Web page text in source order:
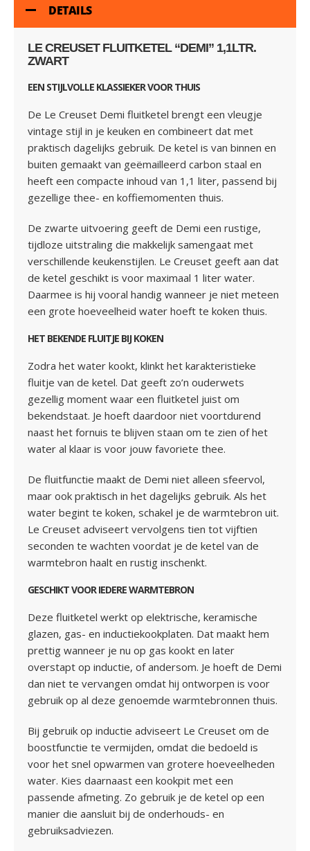
DETAILS
LE CREUSET FLUITKETEL “DEMI” 1,1LTR.
ZWART
EEN STIJLVOLLE KLASSIEKER VOOR THUIS
De Le Creuset Demi fluitketel brengt een vleugje
vintage stijl in je keuken en combineert dat met
praktisch dagelijks gebruik. De ketel is van binnen en
buiten gemaakt van geëmailleerd carbon staal en
heeft een compacte inhoud van 1,1 liter, passend bij
gezellige thee- en koffiemomenten thuis.
De zwarte uitvoering geeft de Demi een rustige,
tijdloze uitstraling die makkelijk samengaat met
verschillende keukenstijlen. Le Creuset geeft aan dat
de ketel geschikt is voor maximaal 1 liter water.
Daarmee is hij vooral handig wanneer je niet meteen
een grote hoeveelheid water hoeft te koken thuis.
HET BEKENDE FLUITJE BIJ KOKEN
Zodra het water kookt, klinkt het karakteristieke
fluitje van de ketel. Dat geeft zo’n ouderwets
gezellig moment waar een fluitketel juist om
bekendstaat. Je hoeft daardoor niet voortdurend
naast het fornuis te blijven staan om te zien of het
water al klaar is voor jouw favoriete thee.
De fluitfunctie maakt de Demi niet alleen sfeervol,
maar ook praktisch in het dagelijks gebruik. Als het
water begint te koken, schakel je de warmtebron uit.
Le Creuset adviseert vervolgens tien tot vijftien
seconden te wachten voordat je de ketel van de
warmtebron haalt en rustig inschenkt.
GESCHIKT VOOR IEDERE WARMTEBRON
Deze fluitketel werkt op elektrische, keramische
glazen, gas- en inductiekookplaten. Dat maakt hem
prettig wanneer je nu op gas kookt en later
overstapt op inductie, of andersom. Je hoeft de Demi
dan niet te vervangen omdat hij ontworpen is voor
gebruik op al deze genoemde warmtebronnen thuis.
Bij gebruik op inductie adviseert Le Creuset om de
boostfunctie te vermijden, omdat die bedoeld is
voor het snel opwarmen van grotere hoeveelheden
water. Kies daarnaast een kookpit met een
passende afmeting. Zo gebruik je de ketel op een
manier die aansluit bij de onderhouds- en
gebruiksadviezen.